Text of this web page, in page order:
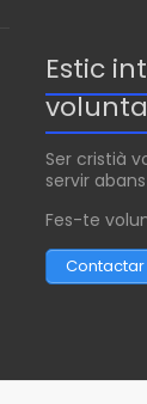
Estic
Ser cristià
servir
Fes-te
Contactar